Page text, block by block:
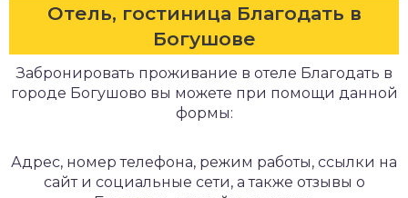
Отель, гостиница Благодать в
Богушове
Забронировать проживание в отеле Благодать в
городе Богушово вы можете при помощи данной
формы:
Адрес, номер телефона, режим работы, ссылки на
сайт и социальные сети, а также отзывы о